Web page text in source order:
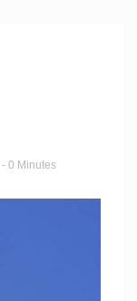
- 0 Minutes